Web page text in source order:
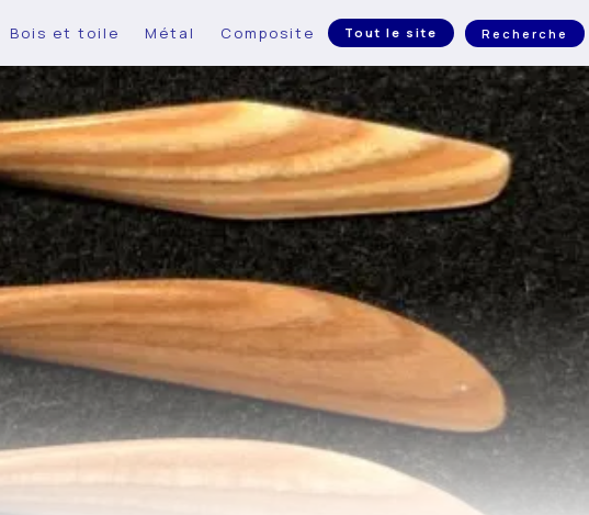
Bois et toile Métal Composite Tout le site Recherche